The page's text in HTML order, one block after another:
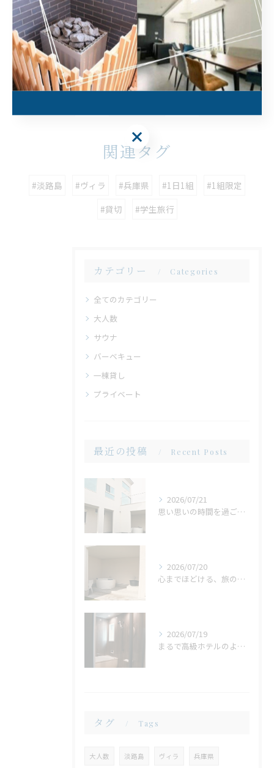
--------------------------------------------------------------------
--
大人数 一棟貸し プライベート
関連タグ
#淡路島 #ヴィラ #兵庫県 #1日1組
#1組限定
#貸切
#学生旅行
カテゴリー Categories
全てのカテゴリー
大人数
サウナ
バーベキュー
一棟貸し
プライベート
最近の投稿 Recent Posts
2026/07/21
思い思いの時間を過ごせる場所。広い庭だからこそ生まれる、心地よいひととき
2026/07/20
心までほどける、旅の締めくくり。広々ジャグジーで味わう、ゆったりとしたリラックスタイム
2026/07/19
まるで高級ホテルのような非日常。ガラス張りのバスルームで味わう贅沢なひととき
タグ Tags
大人数 淡路島 ヴィラ 兵庫県